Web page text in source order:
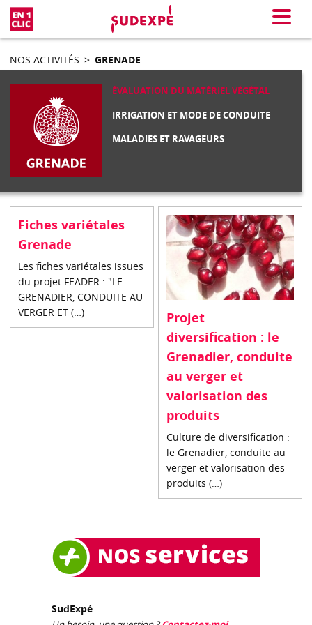
Menu
NOS ACTIVITÉS > GRENADE
ÉVALUATION DU MATÉRIEL VÉGÉTAL
IRRIGATION ET MODE DE CONDUITE
MALADIES ET RAVAGEURS
Fiches variétales
Grenade
Les fiches variétales issues
du projet FEADER : "LE
GRENADIER, CONDUITE AU
VERGER ET (…)
Projet
diversification : le
Grenadier, conduite
au verger et
valorisation des
produits
Culture de diversification :
le Grenadier, conduite au
verger et valorisation des
produits (…)
SudExpé